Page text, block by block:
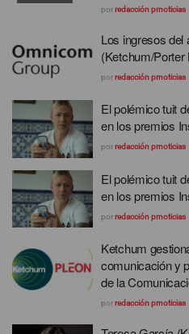
porredacción prnoticias
Los ingresos
(Ketchum/Porter
porredacción prnoticias
El polémico tuit
en los premios
porredacción prnoticias
El polémico tuit
en los premios
porredacción prnoticias
Ketchum
comunicación y
de la
porredacción prnoticias